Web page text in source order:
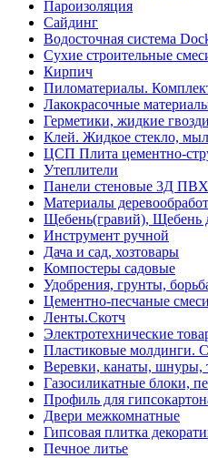
Пароизоляция
Сайдинг
Водосточная система
Сухие строительные
Кирпич
Пиломатериалы.
Лакокрасочные
Герметики, жидкие
Клей. Жидкое стекло,
ЦСП Плита цементно-
Утеплители
Панели стеновые 3Д
Материалы
Щебень(гравий), Щебень
Инструмент ручной
Дача и сад, хозтовары
Компостеры садовые
Удобрения, грунты,
Цементно-песчаные смеси
Ленты.Скотч
Электротехнические
Пластиковые молдинги.
Веревки, канаты, шнуры,
Газосиликатные блоки,
Профиль для
Двери межкомнатные
Гипсовая плитка
Печное литье